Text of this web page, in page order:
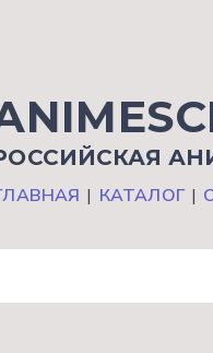
| КАТАЛОГ |